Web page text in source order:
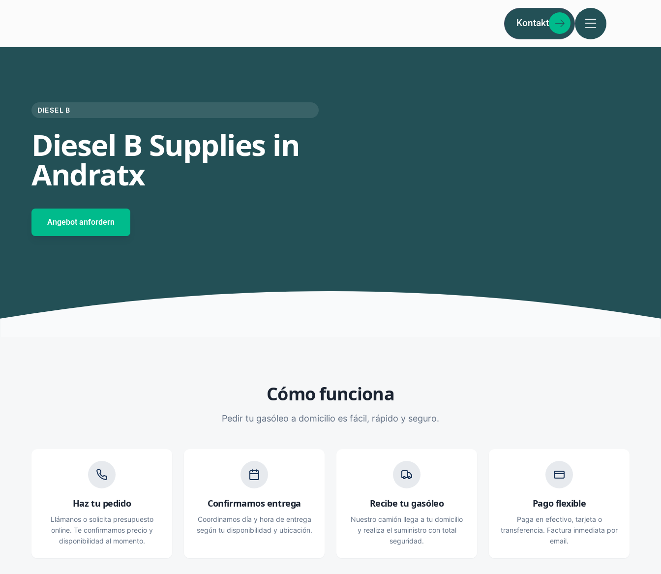
Kontakt
DIESEL B
Diesel B Supplies in
Andratx
Angebot anfordern
Cómo funciona
Pedir tu gasóleo a domicilio es fácil, rápido y seguro.
Haz tu pedido
Llámanos o solicita presupuesto
online. Te confirmamos precio y
disponibilidad al momento.
Confirmamos entrega
Coordinamos día y hora de entrega
según tu disponibilidad y ubicación.
Recibe tu gasóleo
Nuestro camión llega a tu domicilio
y realiza el suministro con total
seguridad.
Pago flexible
Paga en efectivo, tarjeta o
transferencia. Factura inmediata por
email.